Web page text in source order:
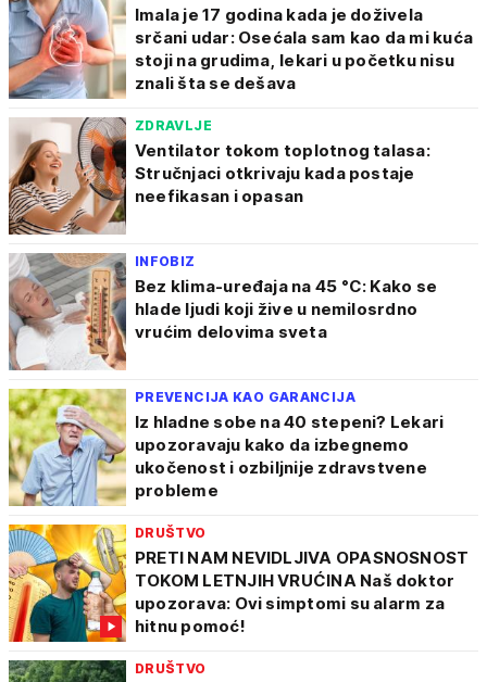
Imala je 17 godina kada je doživela
srčani udar: Osećala sam kao da mi kuća
stoji na grudima, lekari u početku nisu
znali šta se dešava
ZDRAVLJE
Ventilator tokom toplotnog talasa:
Stručnjaci otkrivaju kada postaje
neefikasan i opasan
INFOBIZ
Bez klima-uređaja na 45 °C: Kako se
hlade ljudi koji žive u nemilosrdno
vrućim delovima sveta
PREVENCIJA KAO GARANCIJA
Iz hladne sobe na 40 stepeni? Lekari
upozoravaju kako da izbegnemo
ukočenost i ozbiljnije zdravstvene
probleme
DRUŠTVO
PRETI NAM NEVIDLJIVA OPASNOSNOST
TOKOM LETNJIH VRUĆINA Naš doktor
upozorava: Ovi simptomi su alarm za
hitnu pomoć!
DRUŠTVO